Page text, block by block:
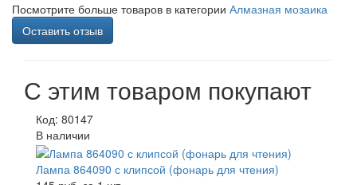
Посмотрите больше товаров в категории Алмазная мозаика
Оставить отзыв
С этим товаром покупают
Код: 80147
В наличии
Лампа 864090 с клипсой (фонарь для чтения)